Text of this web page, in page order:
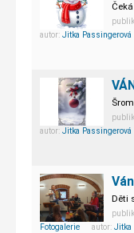
autor: Jitka Passingerová
autor: Jitka Passingerová
Děti
Fotogalerie autor: Jitka